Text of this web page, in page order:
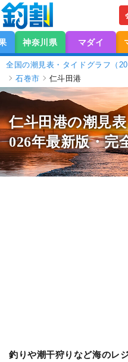
神奈川県 マダイ
全国の潮見表・タイドグラフ（
石巻市
仁斗田港
仁斗田港の潮見表
026年最新版・完
釣りや潮干狩りなど海のレ